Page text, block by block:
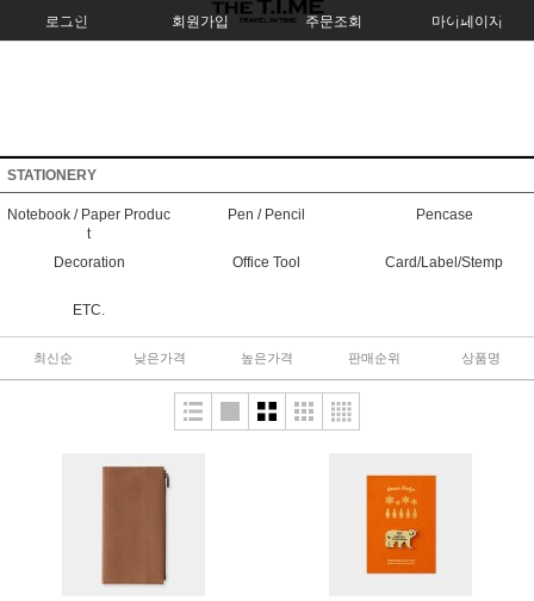
로그인 회원가입 주문조회 마이페이지
STATIONERY
Notebook / Paper Produc
t
Pen / Pencil Pencase
Decoration Office Tool Card/Label/Stemp
ETC.
최신순 낮은가격 높은가격 판매순위 상품명